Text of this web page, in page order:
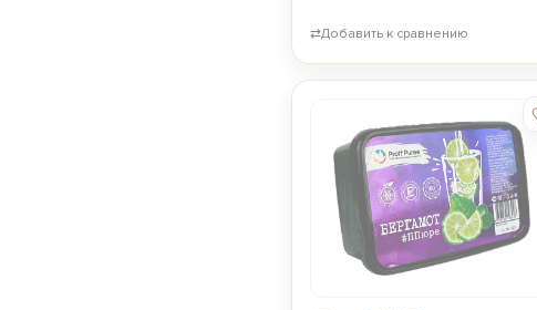
⇄Добавить к сравнению